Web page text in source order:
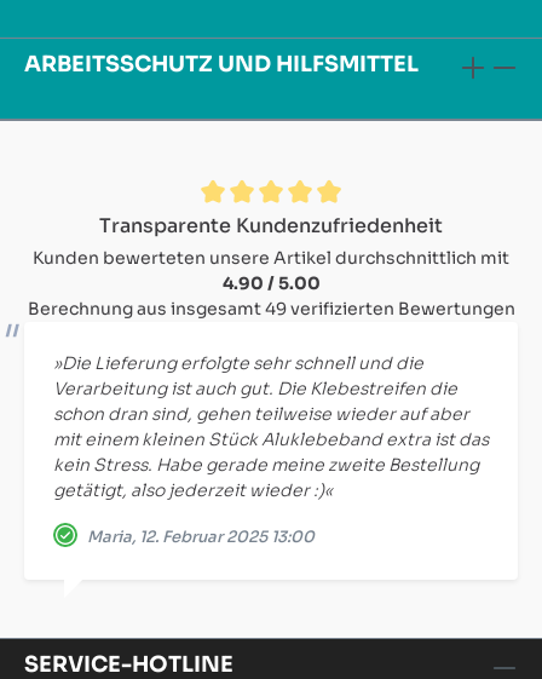
ARBEITSSCHUTZ UND HILFSMITTEL
Durchschnittliche Bewertung von 4.9 von 5 Sternen
Transparente Kundenzufriedenheit
Kunden bewerteten unsere Artikel durchschnittlich mit
4.90 / 5.00
Berechnung aus insgesamt 49 verifizierten Bewertungen
»Die Lieferung erfolgte sehr schnell und die
Verarbeitung ist auch gut. Die Klebestreifen die
schon dran sind, gehen teilweise wieder auf aber
mit einem kleinen Stück Aluklebeband extra ist das
kein Stress. Habe gerade meine zweite Bestellung
getätigt, also jederzeit wieder :)«
Maria, 12. Februar 2025 13:00
SERVICE-HOTLINE